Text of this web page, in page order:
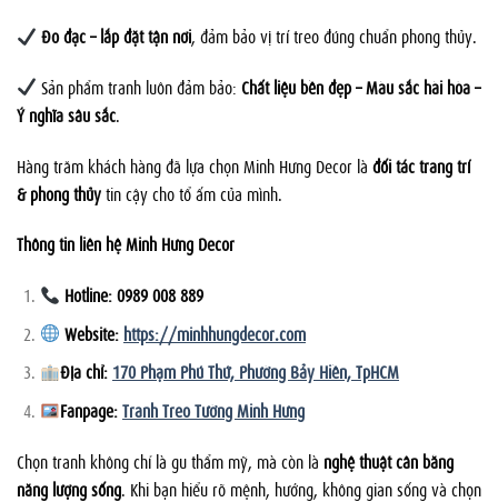
Đo đạc – lắp đặt tận nơi, đảm bảo vị trí treo đúng chuẩn phong thủy.
Sản phẩm tranh luôn đảm bảo:Chất liệu bền đẹp – Màu sắc hài hòa –
Ý nghĩa sâu sắc.
Hàng trăm khách hàng đã lựa chọn Minh Hưng Decor là đối tác trang trí
& phong thủytin cậy cho tổ ấm của mình.
Thông tin liên hệ Minh Hưng Decor
Hotline: 0989 008 889
Website: https://minhhungdecor.com
Địa chỉ: 170 Phạm Phú Thứ, Phường Bảy Hiền, TpHCM
Fanpage:Tranh Treo Tường Minh Hưng
Chọn tranh không chỉ là gu thẩm mỹ, mà còn là nghệ thuật cân bằng
năng lượng sống. Khi bạn hiểu rõ mệnh, hướng, không gian sống và chọn